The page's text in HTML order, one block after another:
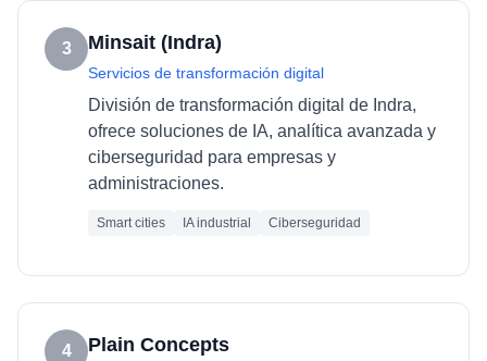
3 Minsait (Indra)
Servicios de transformación digital
División de transformación digital de Indra,
ofrece soluciones de IA, analítica avanzada y
ciberseguridad para empresas y
administraciones.
Smart cities IA industrial Ciberseguridad
4 Plain Concepts